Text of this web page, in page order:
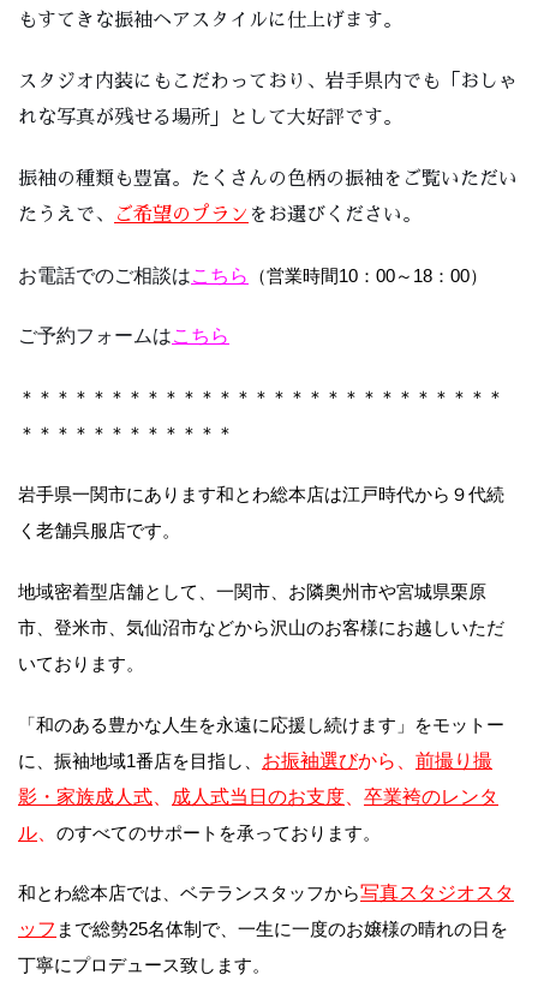
もすてきな振袖ヘアスタイルに仕上げます。
スタジオ内装にもこだわっており、岩手県内でも「おしゃ
れな写真が残せる場所」として大好評です。
振袖の種類も豊富。たくさんの色柄の振袖をご覧いただい
たうえで、
ご希望のプラン をお選びください。
お電話でのご相談はこちら （営業時間10：00～18：00）
ご予約フォームはこちら
＊＊＊＊＊＊＊＊＊＊＊＊＊＊＊＊＊＊＊＊＊＊＊＊＊＊＊
＊＊＊＊＊＊＊＊＊＊＊＊
岩手県一関市にあります和とわ総本店は江戸時代から９代続
く老舗呉服店です。
地域密着型店舗として、一関市、お隣奥州市や宮城県栗原
市、登米市、気仙沼市などから沢山のお客様にお越しいただ
いております。
「和のある豊かな人生を永遠に応援し続けます」をモットー
に、振袖地域1番店を目指し、 お振袖選びから、 前撮り撮
影・家族成人式
成人式当日のお支度
卒業袴のレンタ
ル
のすべてのサポートを承っております。
和とわ総本店では、ベテランスタッフから写真スタジオスタ
ッフ まで総勢25名体制で、一生に一度のお嬢様の晴れの日を
丁寧にプロデュース致します。